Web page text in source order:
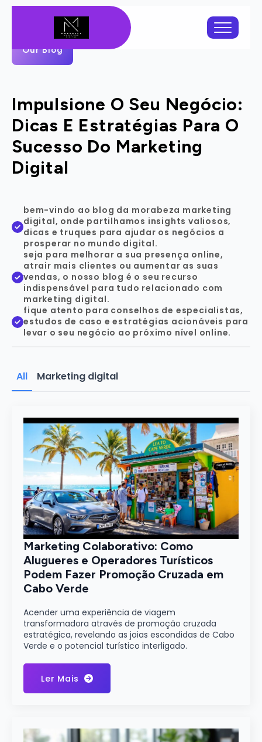
Our Blog
Impulsione O Seu Negócio:
Dicas E Estratégias Para O
Sucesso Do Marketing
Digital
bem-vindo ao blog da morabeza marketing
digital, onde partilhamos insights valiosos,
dicas e truques para ajudar os negócios a
prosperar no mundo digital.
seja para melhorar a sua presença online,
atrair mais clientes ou aumentar as suas
vendas, o nosso blog é o seu recurso
indispensável para tudo relacionado com
marketing digital.
fique atento para conselhos de especialistas,
estudos de caso e estratégias acionáveis para
levar o seu negócio ao próximo nível online.
All Marketing digital
Marketing Colaborativo: Como
Alugueres e Operadores Turísticos
Podem Fazer Promoção Cruzada em
Cabo Verde
Acender uma experiência de viagem
transformadora através de promoção cruzada
estratégica, revelando as joias escondidas de Cabo
Verde e o potencial turístico interligado.
Ler Mais